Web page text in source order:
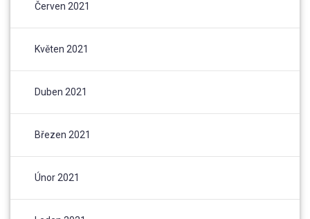
Červen 2021
Květen 2021
Duben 2021
Březen 2021
Únor 2021